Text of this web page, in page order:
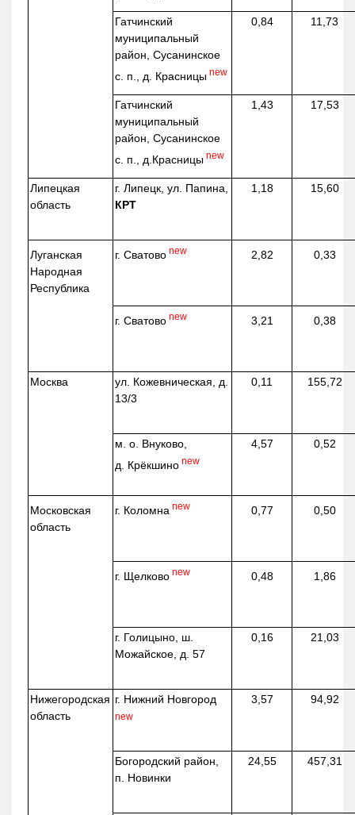
Гатчинский
муниципальный
район, Сусанинское
с. п., д. Красницы new
0,84 11,73
Гатчинский
муниципальный
район, Сусанинское
с. п., д.Красницы new
1,43 17,53
Липецкая
область
г. Липецк, ул. Папина,
КРТ
1,18 15,60
Луганская
Народная
Республика
г. Сватово new 2,82 0,33
г. Сватово new 3,21 0,38
Москва ул. Кожевническая , д.
13/3
0,11 155,72
м. о. Внуково,
д. Крёкшино new
4,57 0,52
Московская
область
г. Коломна new 0,77 0,50
г. Щелково new 0,48 1,86
г. Голицыно, ш.
Можайское, д. 57
0,16 21,03
Нижегородская
область
г. Нижний Новгород
new
3,57 94,92
Богородский район,
п. Новинки
24,55 457,31